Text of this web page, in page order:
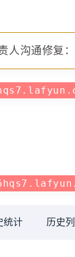
人沟通修复：
统计 历史